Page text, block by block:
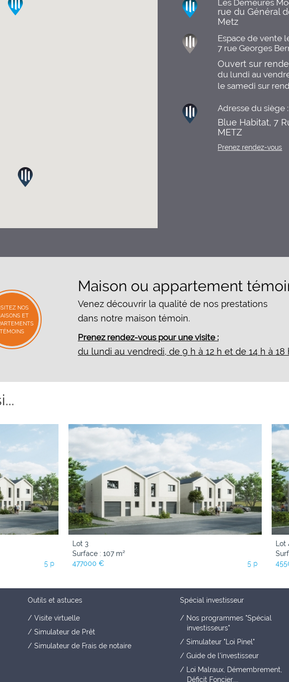
Les Demeures
rue du Général
Metz
Espace de vente
7 rue Georges
Ouvert sur
du lundi au
le samedi sur
Adresse du siège :
Blue Habitat, 7
METZ
Prenez rendez-vous
NOS
ET
TÉMOINS
Maison ou appartement
Venez découvrir la qualité de nos prestations
dans notre maison témoin.
Prenez rendez-vous pour une visite :
du lundi au vendredi, de 9 h à 12 h et de 14 h à 18
5 p
Lot 3
Surface : 107 m²
477000 €
5 p
Lot
Outils et astuces
Visite virtuelle
Simulateur de Prêt
Simulateur de Frais de notaire
Spécial investisseur
Nos programmes "Spécial
investisseurs"
Simulateur "Loi Pinel"
Guide de l'investisseur
Loi Malraux, Démembrement,
Déficit Foncier....